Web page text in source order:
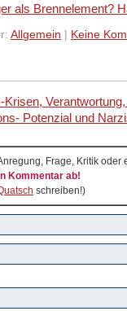
als Brennelement?
Allgemein Keine
Krisen,
Potenzial und
Frage, Kritik oder
Kommentar ab!
schreiben!)